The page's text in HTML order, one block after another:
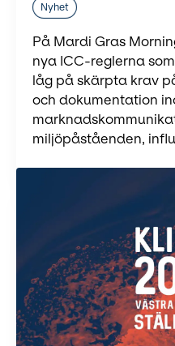
Nyhet
På Mardi Gras
nya ICC-reglerna
låg på skärpta krav
och dokumentation
miljöpåståenden,